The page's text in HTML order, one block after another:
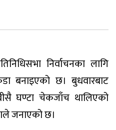
निर्वाचनका लागि
बनाइएको छ। बुधवारबाट
घण्टा चेकजाँच थालिएको
जनाएको छ।